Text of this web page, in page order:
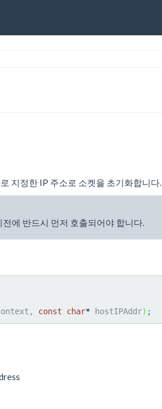
지정한 IP 주소로 소켓을 초기화합니다.
에 반드시 먼저 호출되어야 합니다.
const char* hostIPAddr) ;